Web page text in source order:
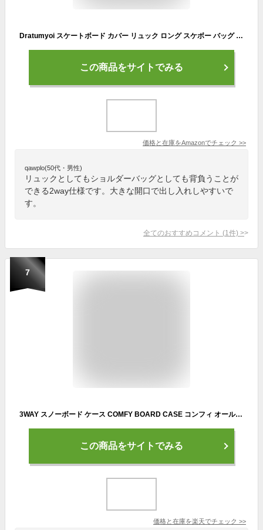
Dratumyoi スケートボード カバー リュック ロング スケボー バッグ ケース 大容量 防水 二重補強 2Way持ち方 プロテクター 靴 収納可能 ユニセックス バッグパック
この商品をサイトでみる
価格と在庫をAmazonでチェック >>
qawplo(50代・男性)
リュックとしてもショルダーバッグとしても背負うことが
できる2way仕様です。大きな開口で出し入れしやすいで
す。
全てのおすすめコメント (1 件) >
7
3WAY スノーボード ケース COMFY BOARD CASE コンフィ オールインワン リュック バックパック ショルダー バッグ スノーボード専用 メンズ レディース ユニセックス スノボ ウェア ゴーグル グローブ ビーニー ソックス まとめて収納
この商品をサイトでみる
価格と在庫を楽天でチェック >>